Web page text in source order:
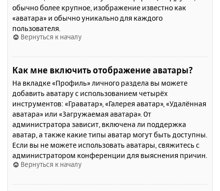
обычно более крупное, изображение известно как
«аватара» и обычно уникально для каждого
пользователя.
Вернуться к началу
Как мне включить отображение аватары?
На вкладке «Профиль» личного раздела вы можете
добавить аватару с использованием четырёх
инструментов: «Граватар», «Галерея аватар», «Удалённая
аватара» или «Загружаемая аватара». От
администратора зависит, включена ли поддержка
аватар, а также какие типы аватар могут быть доступны.
Если вы не можете использовать аватары, свяжитесь с
администратором конференции для выяснения причин.
Вернуться к началу